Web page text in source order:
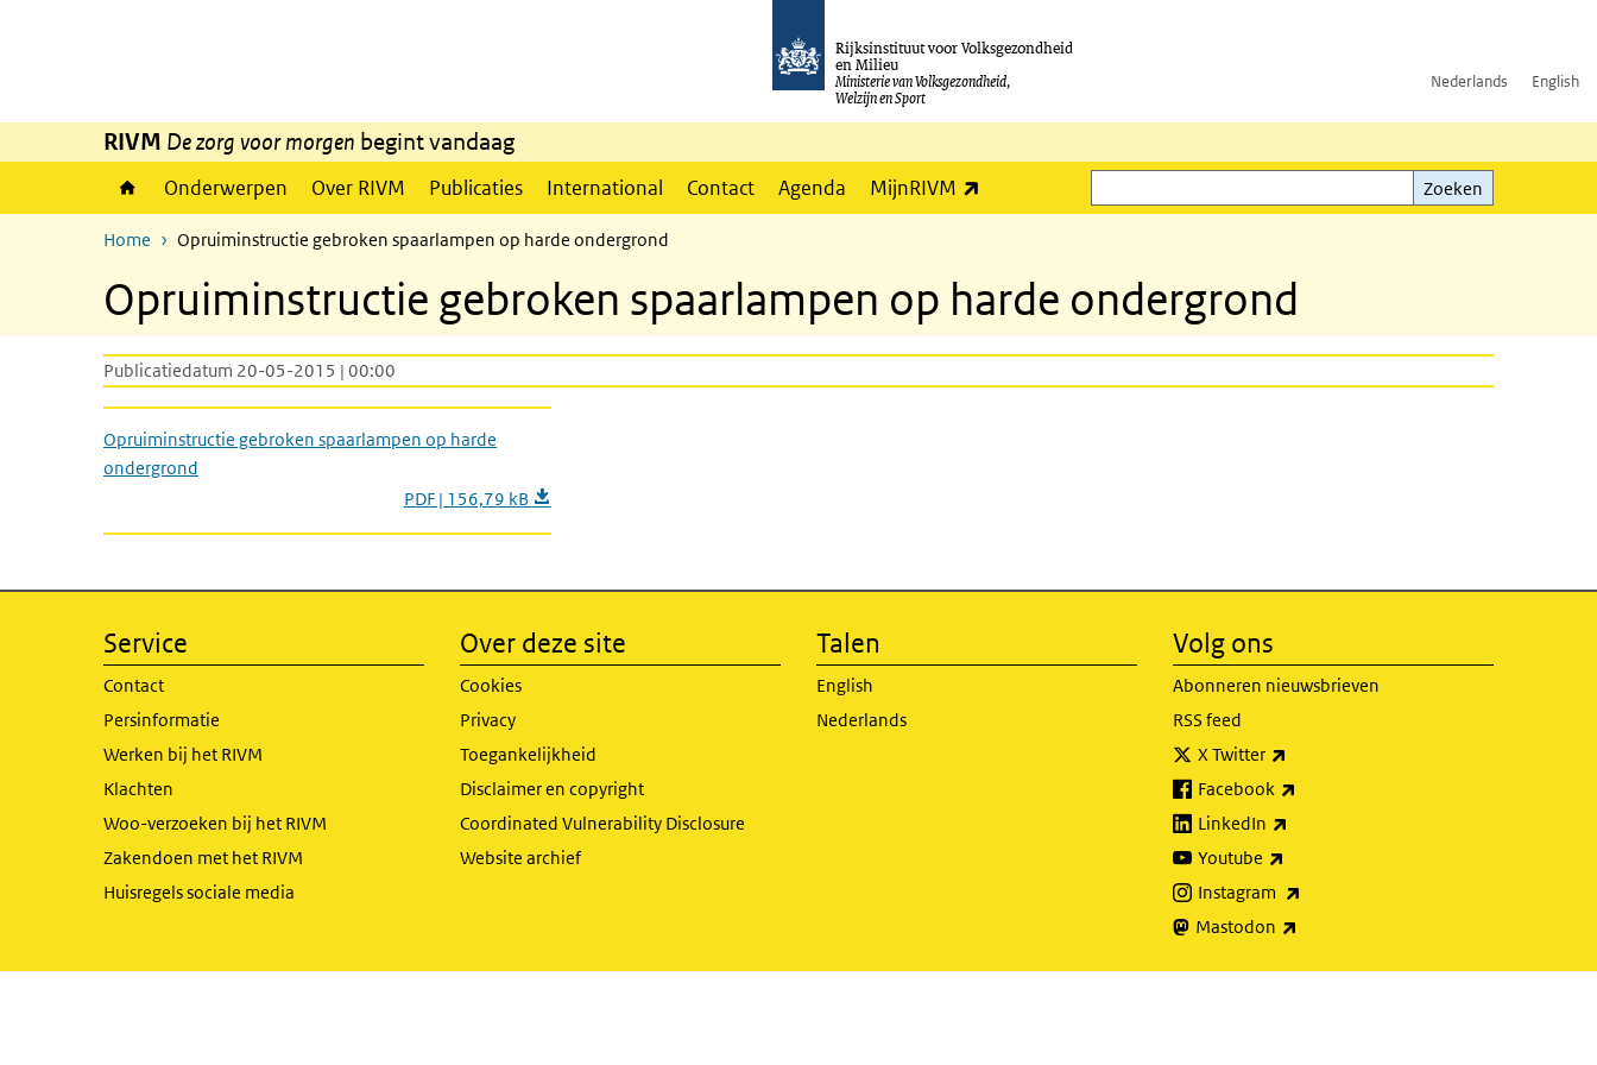
Rijksinstituut voor Volksgezondheid
en Milieu
Ministerie van Volksgezondheid,
Welzijn en Sport
Nederlands English
RIVM De zorg voor morgen begint vandaag
Onderwerpen Over RIVM Publicaties International Contact Agenda MijnRIVM
Zoeken
Zoeken
Home Opruiminstructie gebroken spaarlampen op harde ondergrond
Opruiminstructie gebroken spaarlampen op harde ondergrond
Publicatiedatum 20-05-2015 | 00:00
Opruiminstructie gebroken spaarlampen op harde
ondergrond
PDF | 156,79 kB
Service
Contact
Persinformatie
Werken bij het RIVM
Klachten
Woo-verzoeken bij het RIVM
Zakendoen met het RIVM
Huisregels sociale media
Over deze site
Cookies
Privacy
Toegankelijkheid
Disclaimer en copyright
Coordinated Vulnerability Disclosure
Website archief
Talen
English
Nederlands
Volg ons
Abonneren nieuwsbrieven
RSS feed
X Twitter
Facebook
LinkedIn
Youtube
Instagram
Mastodon